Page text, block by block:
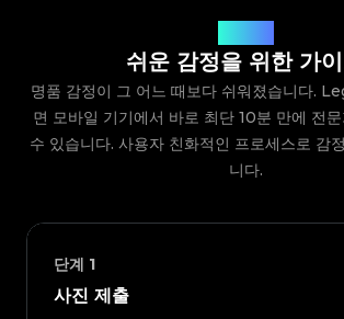
쉬운 감정을 위한 가
명품 감정이 그 어느 때보다 쉬워졌습니다.
면 모바일 기기에서 바로 최단 10분 만에 전
수 있습니다. 사용자 친화적인 프로세스로 감
니다.
단계 1
사진 제출